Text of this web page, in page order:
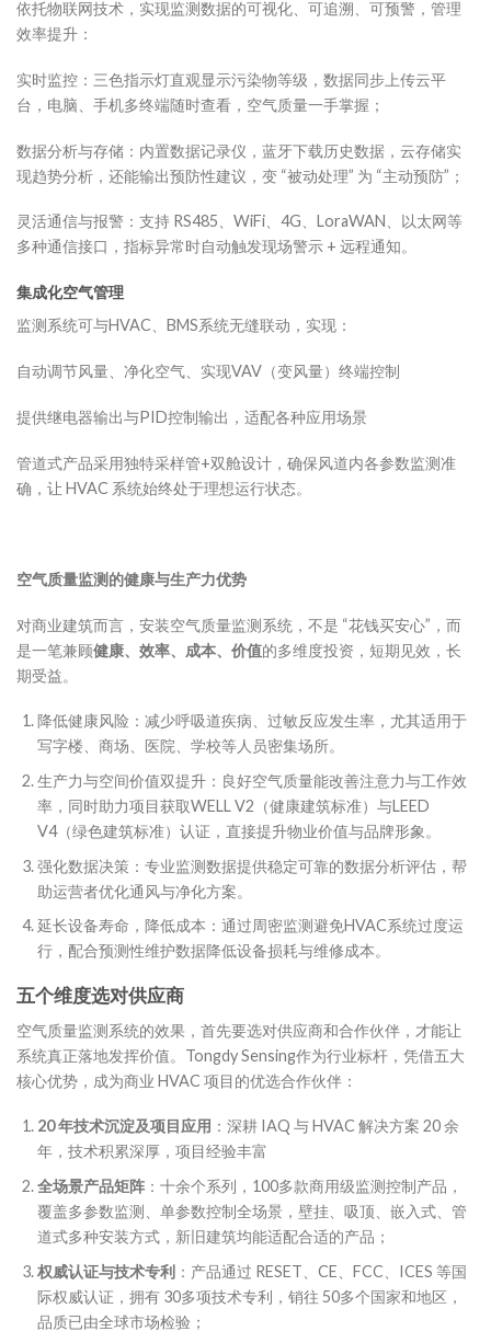
依托物联网技术，实现监测数据的可视化、可追溯、可预警，管理
效率提升：
实时监控：三色指示灯直观显示污染物等级，数据同步上传云平
台，电脑、手机多终端随时查看，空气质量一手掌握；
数据分析与存储：内置数据记录仪，蓝牙下载历史数据，云存储实
现趋势分析，还能输出预防性建议，变 “被动处理” 为 “主动预防”；
灵活通信与报警：支持 RS485、WiFi、4G、LoraWAN、以太网等
多种通信接口，指标异常时自动触发现场警示 + 远程通知。
集成化空气管理
监测系统可与HVAC、BMS系统无缝联动，实现：
自动调节风量、净化空气、实现VAV（变风量）终端控制
提供继电器输出与PID控制输出，适配各种应用场景
管道式产品采用独特采样管+双舱设计，确保风道内各参数监测准
确，让 HVAC 系统始终处于理想运行状态。
空气质量监测的健康与生产力优势
对商业建筑而言，安装空气质量监测系统，不是 “花钱买安心”，而
是一笔兼顾健康、效率、成本、价值的多维度投资，短期见效，长
期受益。
降低健康风险：减少呼吸道疾病、过敏反应发生率，尤其适用于
写字楼、商场、医院、学校等人员密集场所。
生产力与空间价值双提升：良好空气质量能改善注意力与工作效
率，同时助力项目获取WELL V2（健康建筑标准）与LEED
V4（绿色建筑标准）认证，直接提升物业价值与品牌形象。
强化数据决策：专业监测数据提供稳定可靠的数据分析评估，帮
助运营者优化通风与净化方案。
延长设备寿命，降低成本：通过周密监测避免HVAC系统过度运
行，配合预测性维护数据降低设备损耗与维修成本。
五个维度选对供应商
空气质量监测系统的效果，首先要选对供应商和合作伙伴，才能让
系统真正落地发挥价值。Tongdy Sensing作为行业标杆，凭借五大
核心优势，成为商业 HVAC 项目的优选合作伙伴：
20 年技术沉淀及项目应用 ：深耕 IAQ 与 HVAC 解决方案 20 余
年，技术积累深厚，项目经验丰富
全场景产品矩阵：十余个系列，100多款商用级监测控制产品，
覆盖多参数监测、单参数控制全场景，壁挂、吸顶、嵌入式、管
道式多种安装方式，新旧建筑均能适配合适的产品；
权威认证与技术专利 ：产品通过 RESET、CE、FCC、ICES 等国
际权威认证，拥有 30多项技术专利，销往 50多个国家和地区，
品质已由全球市场检验；